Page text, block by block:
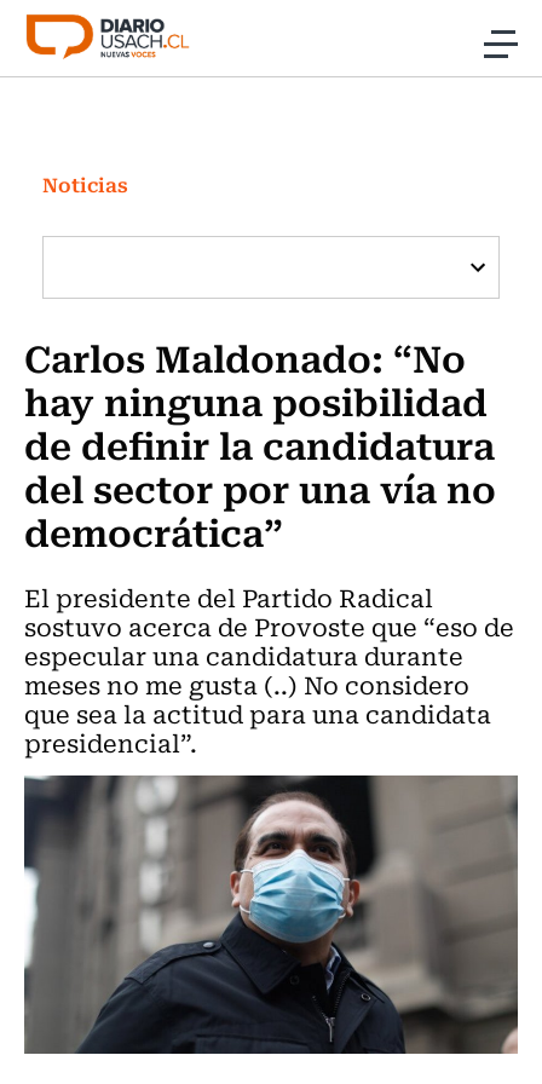
Click acá para ir directamente al contenido
Investigación
Cultura
Programas Radio y TV Usach
Noticias
Carlos Maldonado: “No
hay ninguna posibilidad
de definir la candidatura
del sector por una vía no
democrática”
El presidente del Partido Radical
sostuvo acerca de Provoste que “eso de
especular una candidatura durante
meses no me gusta (..) No considero
que sea la actitud para una candidata
presidencial”.